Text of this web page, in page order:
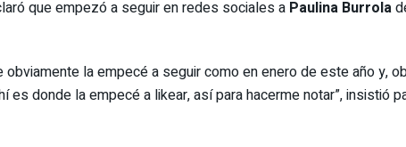
que empezó a seguir en redes sociales a Paulina Burrola
obviamente la empecé a seguir como en enero de este año y,
es donde la empecé a likear, así para hacerme notar”, insistió